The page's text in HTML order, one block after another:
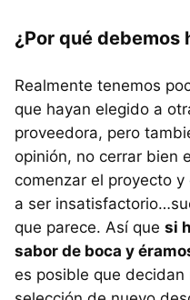
¿Por qué debemos
Realmente tenemos
que hayan elegido a
proveedora, pero
opinión, no cerrar bien
comenzar el proyecto
a ser
que parece. Así que si
sabor de boca y
es posible que